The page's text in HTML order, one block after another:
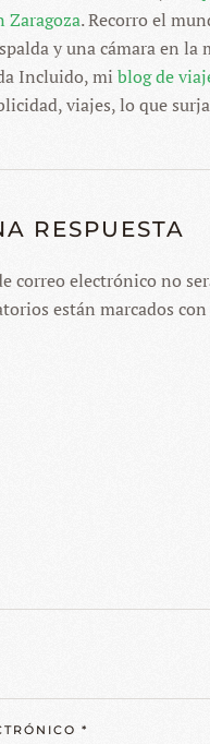
Zaragoza. Recorro el
y una cámara en la
Incluido, mi blog de
viajes, lo que
RESPUESTA
correo electrónico no
están marcados con
*